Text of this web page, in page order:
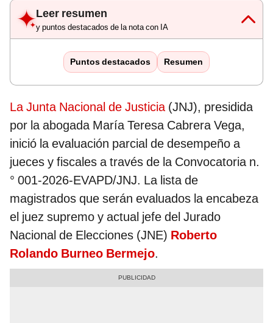
Leer resumen
y puntos destacados de la nota con IA
Puntos destacados Resumen
La Junta Nacional de Justicia(JNJ), presidida
por la abogada María Teresa Cabrera Vega,
inició la evaluación parcial de desempeño a
jueces y fiscales a través de la Convocatoria n.
° 001-2026-EVAPD/JNJ. La lista de
magistrados que serán evaluados la encabeza
el juez supremo y actual jefe del Jurado
Nacional de Elecciones (JNE) Roberto
Rolando Burneo Bermejo.